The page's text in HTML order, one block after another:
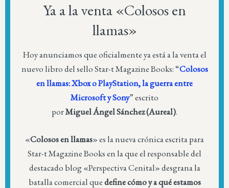
Ya a la venta «Colosos en
llamas»
Hoy anunciamos que oficialmente ya está a la venta el
nuevo libro del sello Star-t Magazine Books: “Colosos
en llamas: Xbox o PlayStation, la guerra entre
Microsoft y Sony” escrito
porMiguel Ángel Sánchez (Aureal).
«Colosos en llamas» es la nueva crónica escrita para
Star-t Magazine Books en la que el responsable del
destacado blog «Perspectiva Cenital» desgrana la
batalla comercial quedefine cómo y a qué estamos